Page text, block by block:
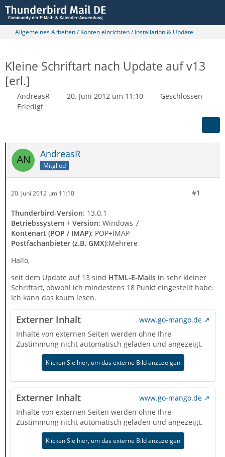
Allgemeines Arbeiten / Konten einrichten / Installation & Update
Kleine Schriftart nach Update auf v13
[erl.]
AndreasR 20. Juni 2012 um 11:10
Geschlossen
Erledigt
AndreasR
Mitglied
20. Juni 2012 um 11:10 #1
Thunderbird-Version: 13.0.1
Betriebssystem + Version: Windows 7
Kontenart (POP / IMAP): POP+IMAP
Postfachanbieter (z.B. GMX):Mehrere
Hallo,
seit dem Update auf 13 sind HTML-E-Mails in sehr kleiner
Schriftart, obwohl ich mindestens 18 Punkt eingestellt habe.
Ich kann das kaum lesen.
Externer Inhalt
www.go-mango.de
Inhalte von externen Seiten werden ohne Ihre
Zustimmung nicht automatisch geladen und angezeigt.
Klicken Sie hier, um das externe Bild anzuzeigen
Externer Inhalt
www.go-mango.de
Inhalte von externen Seiten werden ohne Ihre
Zustimmung nicht automatisch geladen und angezeigt.
Klicken Sie hier, um das externe Bild anzuzeigen